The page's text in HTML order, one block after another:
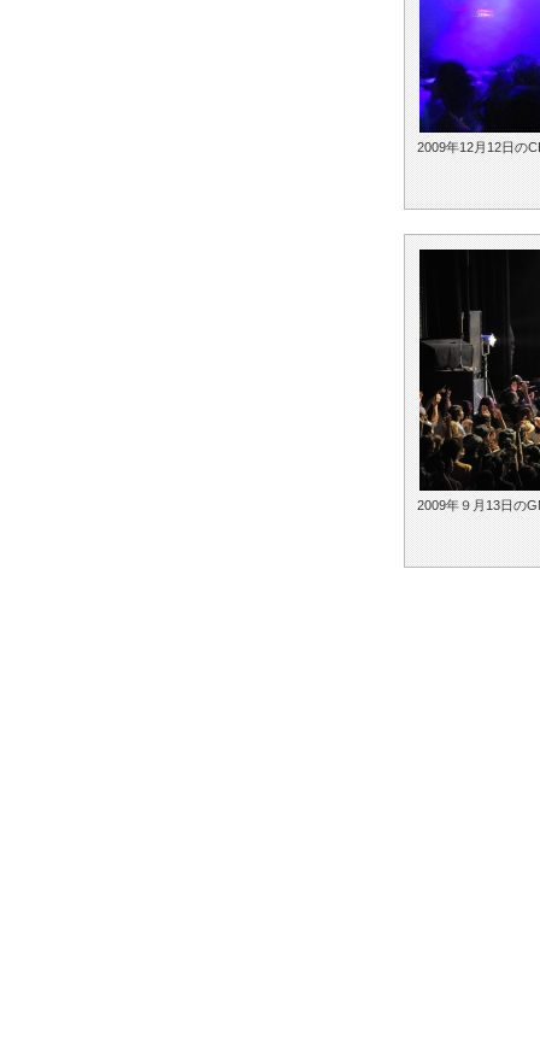
2009年12月12日の
2009年９月13日の